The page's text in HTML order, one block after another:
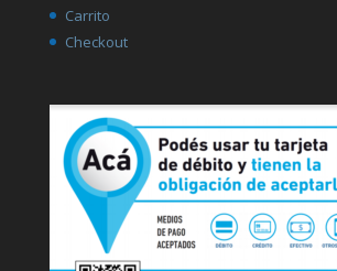
Carrito
Checkout